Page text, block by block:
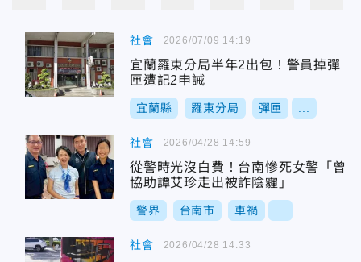
社會
宜蘭羅東分局半年2出包！警員掉彈
匣遭記2申誡
宜蘭縣 羅東分局 彈匣
2026/07/09 14:19
社會
從警時光沒白費！台南慘死女警「曾
協助譚艾珍走出被詐陰霾」
警界 台南市 車禍
2026/04/28 14:59
社會 2026/04/28 14:33